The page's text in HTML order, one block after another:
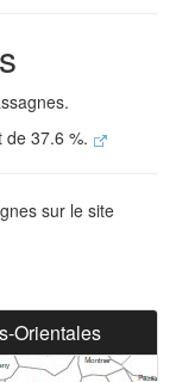
37.6 %.
sur le site
Orientales